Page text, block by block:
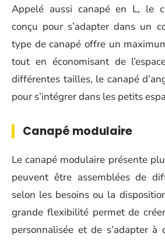
Appelé aussi canapé en L, le
conçu pour s’adapter dans un
type de canapé offre un
tout en économisant de
différentes tailles, le canapé
pour s’intégrer dans les petits
Canapé modulaire
Le canapé modulaire présente
peuvent être assemblées de
selon les besoins ou la
grande flexibilité permet de
personnalisée et de s’adapter à